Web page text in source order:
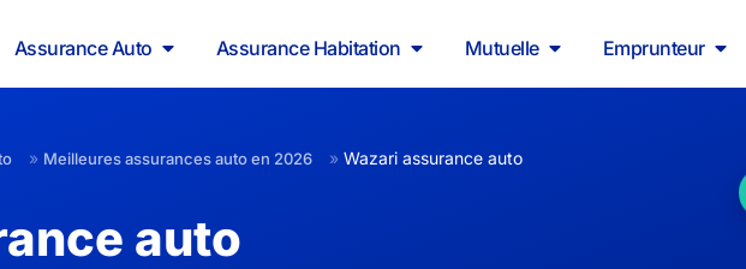
Assurance Auto Assurance Habitation Mutuelle Emprunteur
» Meilleures assurances auto en 2026 » Wazari assurance auto
auto